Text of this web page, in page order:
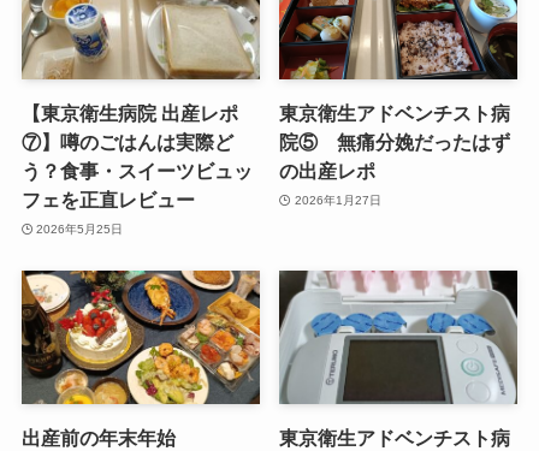
【東京衛生病院 出産レポ
⑦】噂のごはんは実際ど
う？食事・スイーツビュッ
フェを正直レビュー
2026年5月25日
東京衛生アドベンチスト病
院⑤ 無痛分娩だったはず
の出産レポ
2026年1月27日
出産前の年末年始
東京衛生アドベンチスト病